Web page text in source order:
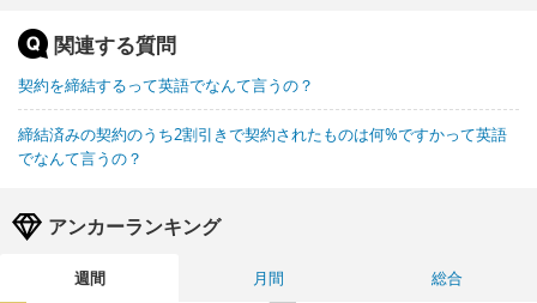
関連する質問
契約を締結するって英語でなんて言うの？
締結済みの契約のうち2割引きで契約されたものは何%ですかって英語
でなんて言うの？
アンカーランキング
週間 月間
総合